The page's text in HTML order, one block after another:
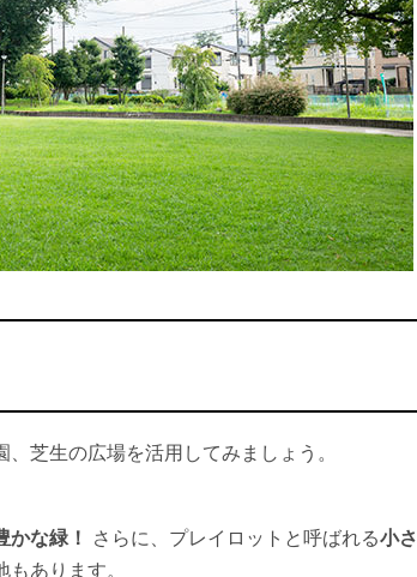
芝生の広場を活用してみましょう。
かな緑！ さらに、プレイロットと呼ばれる小さ
あります。